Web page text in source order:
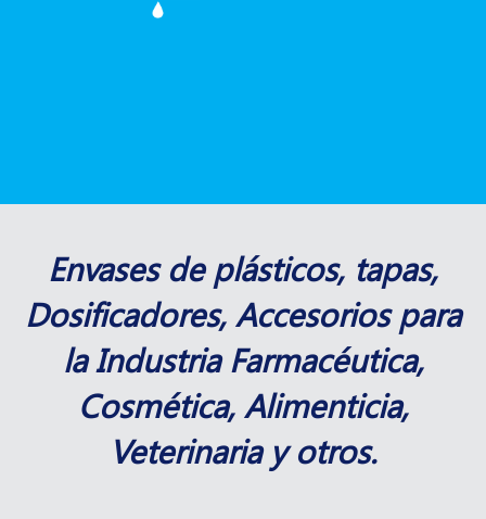
Envases de plásticos, tapas,
Dosificadores, Accesorios para
la Industria Farmacéutica,
Cosmética, Alimenticia,
Veterinaria y otros.